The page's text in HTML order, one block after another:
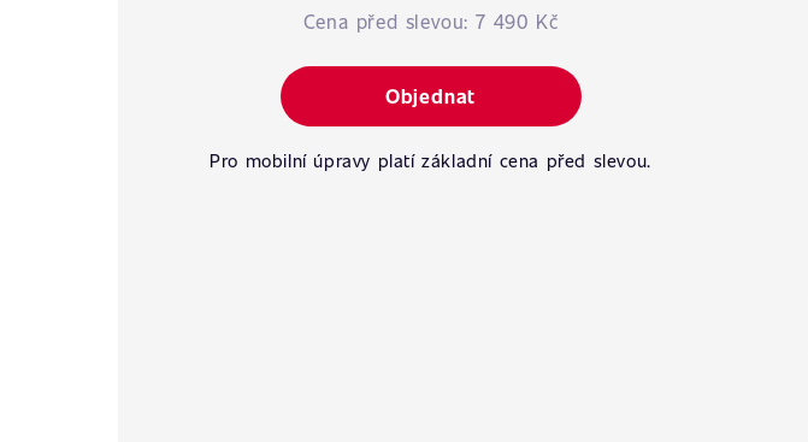
Cena před slevou:7 490 Kč
Objednat
Pro mobilní úpravy platí základní cena před slevou.